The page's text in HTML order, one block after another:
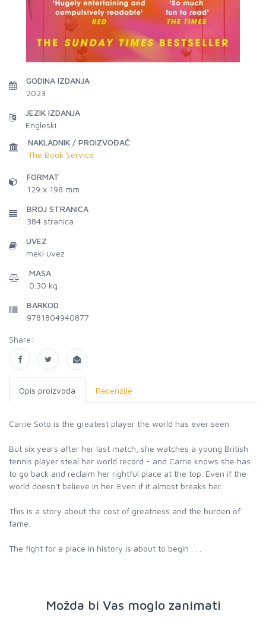
GODINA IZDANJA
2023
JEZIK IZDANJA
Engleski
NAKLADNIK / PROIZVOĐAČ
The Book Service
FORMAT
129 x 198 mm
BROJ STRANICA
384 stranica
UVEZ
meki uvez
MASA
0.30 kg
BARKOD
9781804940877
Share:
Opis proizvoda Recenzije
Carrie Soto is the greatest player the world has ever seen.
But six years after her last match, she watches a young British
tennis player steal her world record - and Carrie knows she has
to go back and reclaim her rightful place at the top. Even if the
world doesn't believe in her. Even if it almost breaks her.
This is a story about the cost of greatness and the burden of
fame.
The fight for a place in history is about to begin . . .
Možda bi Vas moglo zanimati